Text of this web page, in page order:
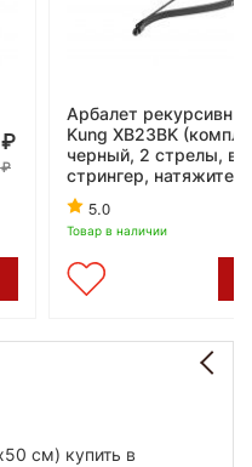
Арбалет
Kung XB23BK
черный, 2 стрелы,
стрингер,
5.0
Товар в наличии
см) купить в